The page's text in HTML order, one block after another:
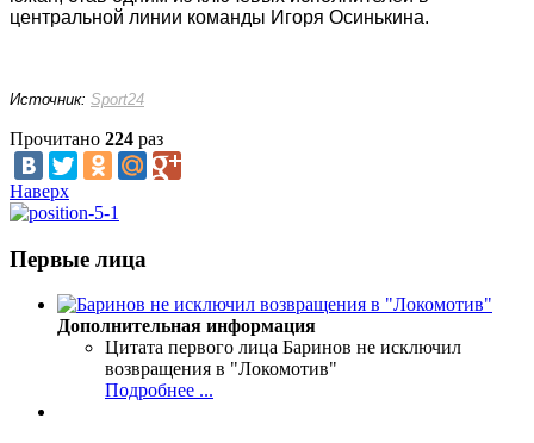
центральной линии команды Игоря Осинькина.
Источник: Sport24
Прочитано 224 раз
Наверх
Первые лица
Дополнительная информация
Цитата первого лица Баринов не исключил
возвращения в "Локомотив"
Подробнее ...